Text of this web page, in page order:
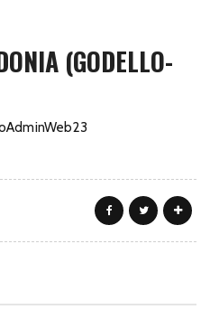
(GODELLO-